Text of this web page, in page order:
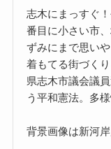
志木にまっすぐ
番目に小さい市
ずみにまで思い
着もてる街づく
県志木市議会議
う平和憲法。多
背景画像は新河